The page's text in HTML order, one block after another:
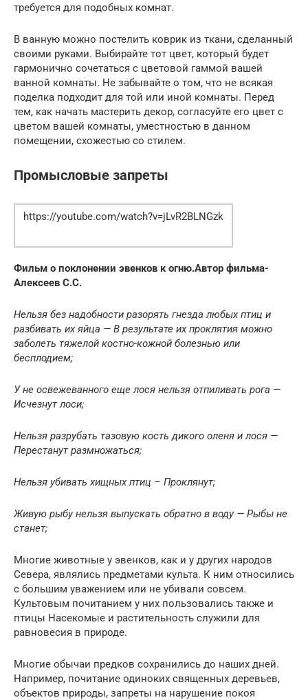
требуется для подобных комнат.
В ванную можно постелить коврик из ткани, сделанный
своими руками. Выбирайте тот цвет, который будет
гармонично сочетаться с цветовой гаммой вашей
ванной комнаты. Не забывайте о том, что не всякая
поделка подходит для той или иной комнаты. Перед
тем, как начать мастерить декор, согласуйте его цвет с
цветом вашей комнаты, уместностью в данном
помещении, схожестью со стилем.
Промысловые запреты
https://youtube.com/watch?v=jLvR2BLNGzk
Фильм о поклонении эвенков к огню.Автор фильма-
Алексеев С.С.
Нельзя без надобности разорять гнезда любых птиц и
разбивать их яйца — В результате их проклятия можно
заболеть тяжелой костно-кожной болезнью или
бесплодием;
У не освежеванного еще лося нельзя отпиливать рога —
Исчезнут лоси;
Нельзя разрубать тазовую кость дикого оленя и лося —
Перестанут размножаться;
Нельзя убивать хищных птиц – Проклянут;
Живую рыбу нельзя выпускать обратно в воду — Рыбы не
станет;
Многие животные у эвенков, как и у других народов
Севера, являлись предметами культа. К ним относились
с большим уважением или не убивали совсем.
Культовым почитанием у них пользовались также и
птицы Насекомые и растительность служили для
равновесия в природе.
Многие обычаи предков сохранились до наших дней.
Например, почитание одиноких священных деревьев,
объектов природы, запреты на нарушение покоя